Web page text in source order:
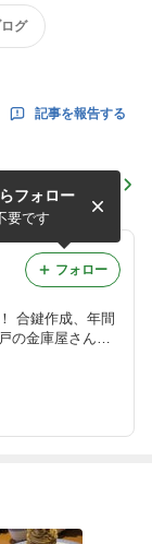
グ
記事を報告する
イート） KOB
14日オープン
合鍵作成、年間
の金庫屋さん、
子』がお送りす
✖ 旅行 ✖ 競馬 ✖
フォロー
要です
フォロー